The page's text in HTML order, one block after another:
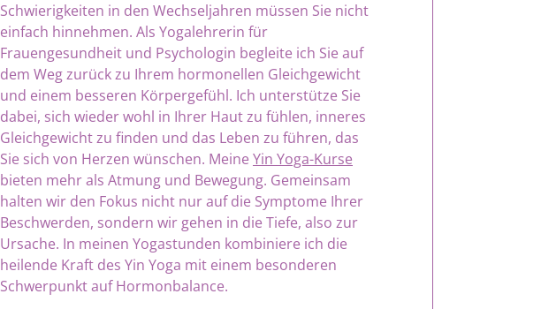
Schwierigkeiten in den Wechseljahren müssen Sie nicht
einfach hinnehmen. Als Yogalehrerin für
Frauengesundheit und Psychologin begleite ich Sie auf
dem Weg zurück zu Ihrem hormonellen Gleichgewicht
und einem besseren Körpergefühl. Ich unterstütze Sie
dabei, sich wieder wohl in Ihrer Haut zu fühlen, inneres
Gleichgewicht zu finden und das Leben zu führen, das
Sie sich von Herzen wünschen. MeineYin Yoga-Kurse
bieten mehr als Atmung und Bewegung. Gemeinsam
halten wir den Fokus nicht nur auf die Symptome Ihrer
Beschwerden, sondern wir gehen in die Tiefe, also zur
Ursache. In meinen Yogastunden kombiniere ich die
heilende Kraft des Yin Yoga mit einem besonderen
Schwerpunkt auf Hormonbalance.